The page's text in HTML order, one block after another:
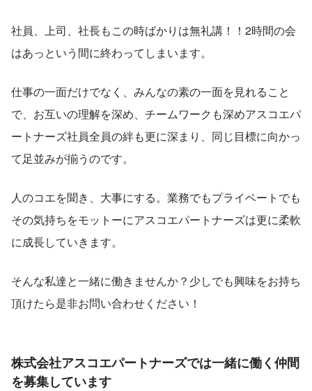
社員、上司、社長もこの時ばかりは無礼講！！2時間の会
はあっという間に終わってしまいます。
仕事の一面だけでなく、みんなの素の一面を見れること
で、お互いの理解を深め、チームワークも深めアスコエパ
ートナーズ社員全員の絆も更に深まり、同じ目標に向かっ
て足並みが揃うのです。
人のコエを聞き、大事にする。業務でもプライベートでも
その気持ちをモットーにアスコエパートナーズは更に柔軟
に成長していきます。
そんな私達と一緒に働きませんか？少しでも興味をお持ち
頂けたら是非お問い合わせください！
株式会社アスコエパートナーズでは一緒に働く仲間
を募集しています